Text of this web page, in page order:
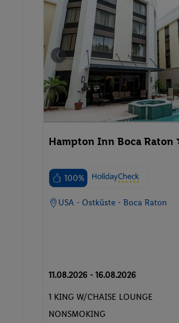
Hampton Inn Boca Raton
100%
USA - Ostküste - Boca Raton
11.08.2026 - 16.08.2026
1 KING W/CHAISE LOUNGE
NONSMOKING